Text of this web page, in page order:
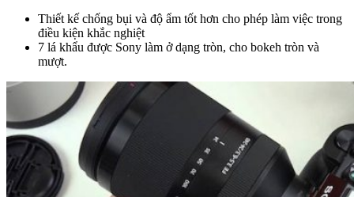
Thiết kế chống bụi và độ ẩm tốt hơn cho phép làm việc trong
điều kiện khắc nghiệt
7 lá khẩu được Sony làm ở dạng tròn, cho bokeh tròn và
mượt.